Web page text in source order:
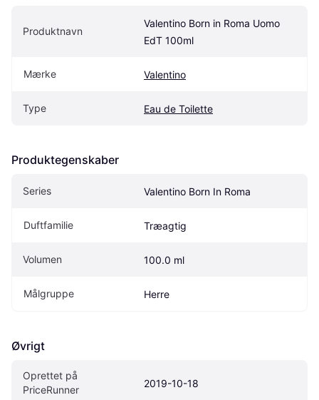
Produktnavn
Valentino Born in Roma Uomo
EdT 100ml
Mærke Valentino
Type Eau de Toilette
Produktegenskaber
Series Valentino Born In Roma
Duftfamilie Træagtig
Volumen 100.0 ml
Målgruppe Herre
Øvrigt
Oprettet på
PriceRunner
2019-10-18